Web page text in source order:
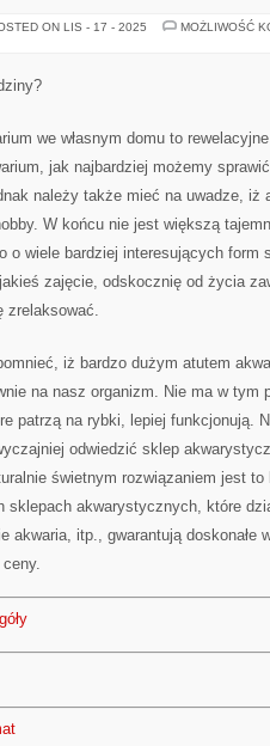
ON LIS - 17 - 2025
MOŻLIWOŚĆ
we własnym domu to
jak najbardziej możemy
należy także mieć na uwadze, iż
W końcu nie jest większą
o wiele bardziej interesujących form
zajęcie, odskocznię od życia
zrelaksować.
iż bardzo dużym atutem
na nasz organizm. Nie ma w tym
patrzą na rybki, lepiej funkcjonują.
odwiedzić sklep
świetnym rozwiązaniem jest
sklepach akwarystycznych, które
akwaria, itp., gwarantują doskonałe